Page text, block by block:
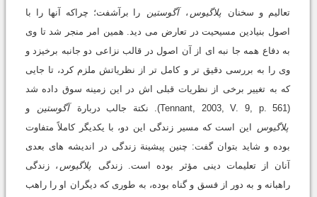
تعالیم و سخنان پلاگیوس ، آگوستین
را برآشفت؛ چراکه آنها را با
اصول بنیادین مسیحیت در تعارض می دید. همین امر منجر شد تا وی
به دفاع همه جا نبه ای از آن اصول در قالب نزاعی دو جانبه برخیزد و
وی را به بررسی دقیق تر و کامل تر از نظریاتش ملزم کرد، تا جایی
که به تغییر برخی از نظریات قبلی اش در این زمینه سوق داده شد
(Tennant, 2003, V. 9, p. 561). نکتة جالب دربارة
آگوستین
و
پلاگیوس
این است که مسیر زندگی این دو، با یکدیگر کاملاً متفاوت
بوده و شاید بتوان گفت: چنین پیشینة زندگی در اندیشه های بعدی
آنان از تعلیمات دینی مؤثر بوده است. زندگی
پلاگیوس ، زندگی
راهبانه و به دور از فسق و گناه بوده، به طوری که دیگران او را راهب